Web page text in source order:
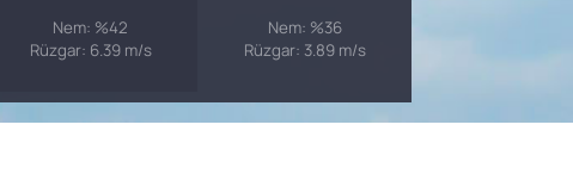
Nem: %42
Rüzgar: 6.39 m/s
Nem: %36
Rüzgar: 3.89 m/s